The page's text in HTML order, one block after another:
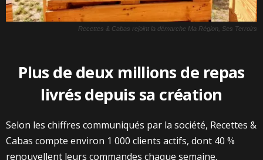
Recettes & Cabas rejoint la démarche Ma Région, Ses Terroirs
Plus de deux millions de repas
livrés depuis sa création
Selon les chiffres communiqués par la société, Recettes &
Cabas compte environ 1 000 clients actifs, dont 40 %
renouvellent leurs commandes chaque semaine.